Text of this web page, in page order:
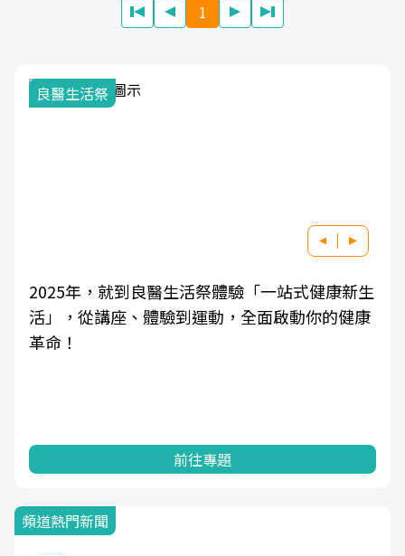
1
良醫生活祭
2025年，就到良醫生活祭體驗「一站式健康新生
活」，從講座、體驗到運動，全面啟動你的健康
革命！
前往專題
頻道熱門新聞